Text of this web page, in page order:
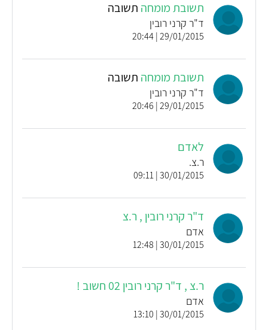
תשובת מומחה תשובה
ד"ר קרני רובין
29/01/2015 | 20:44
תשובת מומחה תשובה
ד"ר קרני רובין
29/01/2015 | 20:46
לאדם
ר.צ.
30/01/2015 | 09:11
ד"ר קרני רובין , ר.צ
אדם
30/01/2015 | 12:48
ר.צ , ד"ר קרני רובין 02 חשוב !
אדם
30/01/2015 | 13:10